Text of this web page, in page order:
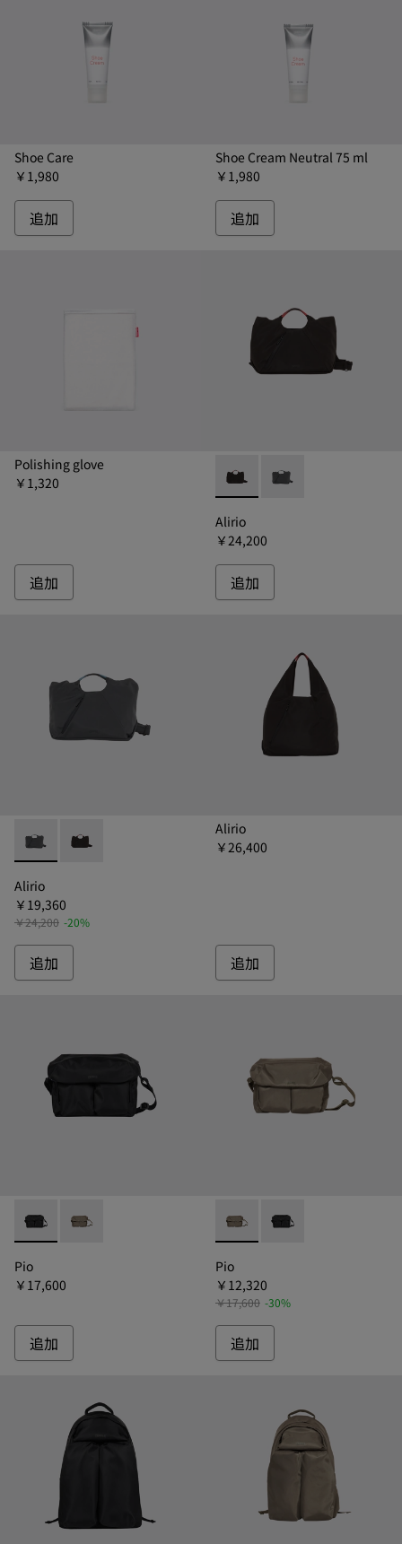
Shoe Care
￥1,980
追加
Shoe Cream Neutral 75 ml
￥1,980
追加
Polishing glove
￥1,320
追加
Alirio - B1320-111 - アリリ
Alirio - B1320-112 -
Alirio
￥24,200
追加
Alirio - B1320-112 - アリリオ ショルダーバッグ
Alirio - B1320-111 - アリリオ ショルダーバッグ
Alirio
￥19,360
￥24,200 -20%
追加
Alirio
￥26,400
追加
Pio - B1324-011 - ピオ ショルダーバッグ
Pio - B1324-014 - ピオ ショルダーバッグ
Pio
￥17,600
追加
Pio - B1324-014 - ピオ シ
Pio - B1324-011 -
Pio
￥12,320
￥17,600 -30%
追加